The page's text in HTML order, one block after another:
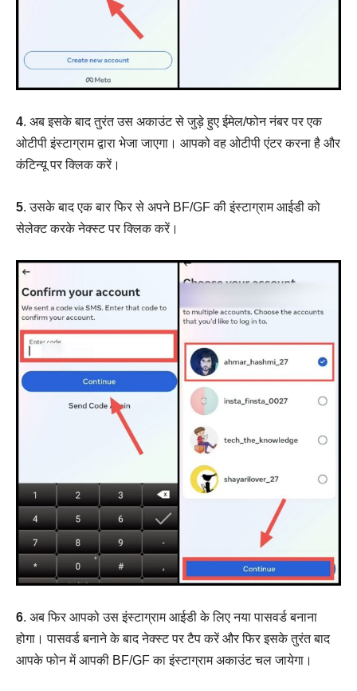
4. अब इसके बाद तुरंत उस अकाउंट से जुड़े हुए ईमेल/फोन नंबर पर एक
ओटीपी इंस्टाग्राम द्वारा भेजा जाएगा। आपको वह ओटीपी एंटर करना है और
कंटिन्यू पर क्लिक करें।
5. उसके बाद एक बार फिर से अपने BF/GF की इंस्टाग्राम आईडी को
सेलेक्ट करके नेक्स्ट पर क्लिक करें।
6. अब फिर आपको उस इंस्टाग्राम आईडी के लिए नया पासवर्ड बनाना
होगा। पासवर्ड बनाने के बाद नेक्स्ट पर टैप करें और फिर इसके तुरंत बाद
आपके फोन में आपकी BF/GF का इंस्टाग्राम अकाउंट चल जायेगा।